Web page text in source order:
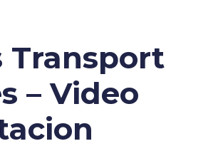
Transport
– Video